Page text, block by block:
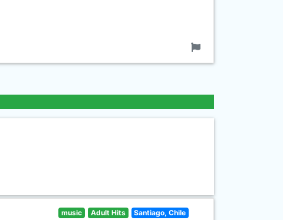
music Adult Hits Santiago, Chile